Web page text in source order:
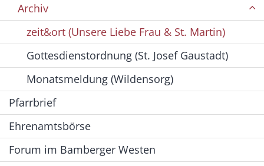
Archiv
zeit&ort (Unsere Liebe Frau & St. Martin)
Gottesdienstordnung (St. Josef Gaustadt)
Monatsmeldung (Wildensorg)
Pfarrbrief
Ehrenamtsbörse
Forum im Bamberger Westen